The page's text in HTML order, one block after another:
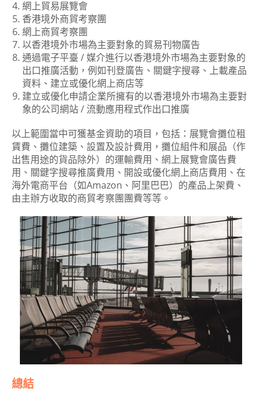
網上貿易展覽會
香港境外商貿考察團
網上商貿考察團
以香港境外市場為主要對象的貿易刊物廣告
通過電子平臺 / 媒介進行以香港境外市場為主要對象的
出口推廣活動，例如刊登廣告、關鍵字搜尋、上載產品
資料、建立或優化網上商店等
建立或優化申請企業所擁有的以香港境外市場為主要對
象的公司網站 / 流動應用程式作出口推廣
以上範圍當中可獲基金資助的項目，包括：展覽會攤位租
賃費、攤位建築、設置及設計費用，攤位組件和展品（作
出售用途的貨品除外）的運輸費用、網上展覽會廣告費
用、關鍵字搜尋推廣費用、開設或優化網上商店費用、在
海外電商平台（如Amazon、阿里巴巴）的產品上架費、
由主辦方收取的商貿考察團團費等等。
總結